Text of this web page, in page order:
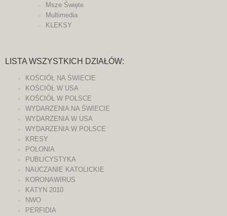
Msze Święte
Multimedia
KLEKSY
LISTA WSZYSTKICH DZIAŁÓW:
KOŚCIÓŁ NA ŚWIECIE
KOŚCIÓŁ W USA
KOŚCIÓŁ W POLSCE
WYDARZENIA NA ŚWIECIE
WYDARZENIA W USA
WYDARZENIA W POLSCE
KRESY
POLONIA
PUBLICYSTYKA
NAUCZANIE KATOLICKIE
KORONAWIRUS
KATYN 2010
NWO
PERFIDIA